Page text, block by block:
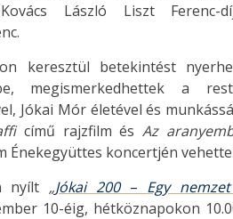
László Liszt
keresztül betekintést
megismerkedhettek a
Jókai Mór életével és
című rajzfilm ésAz
Énekegyüttes koncertjén
nyílt „Jókai 200 – Egy
10-éig, hétköznapokon